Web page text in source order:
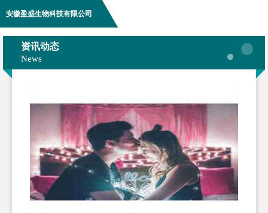
安徽盈盛生物科技有限公司
资讯动态
News